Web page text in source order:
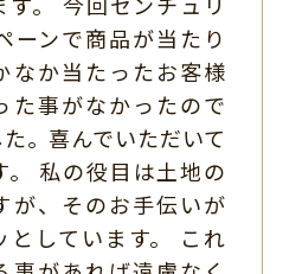
ーンで商品が当たり
なか当たったお客様
た事がなかったので
。喜んでいただいて
。 私の役目は土地の
が、そのお手伝いが
としています。 これ